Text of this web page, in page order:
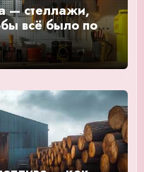
— стеллажи,
всё было под